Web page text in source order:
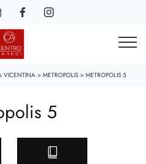
VICENTINA> METROPOLIS > METROPOLIS 5
5